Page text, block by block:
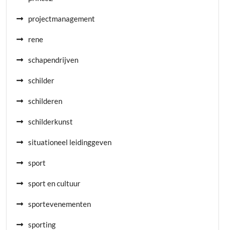
projectmanagement
rene
schapendrijven
schilder
schilderen
schilderkunst
situationeel leidinggeven
sport
sport en cultuur
sportevenementen
sporting